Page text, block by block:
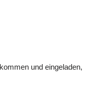
und eingeladen,